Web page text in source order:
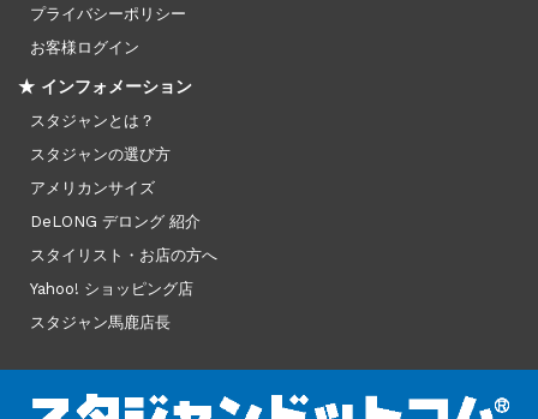
プライバシーポリシー
お客様ログイン
★ インフォメーション
スタジャンとは？
スタジャンの選び方
アメリカンサイズ
DeLONG デロング 紹介
スタイリスト・お店の方へ
Yahoo! ショッピング店
スタジャン馬鹿店長